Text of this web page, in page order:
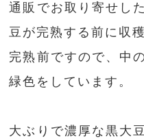
通販でお取り寄せし
豆が完熟する前に収
完熟前ですので、中
緑色をしています。
大ぶりで濃厚な黒大